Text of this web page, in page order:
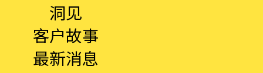
洞见
客户故事
最新消息